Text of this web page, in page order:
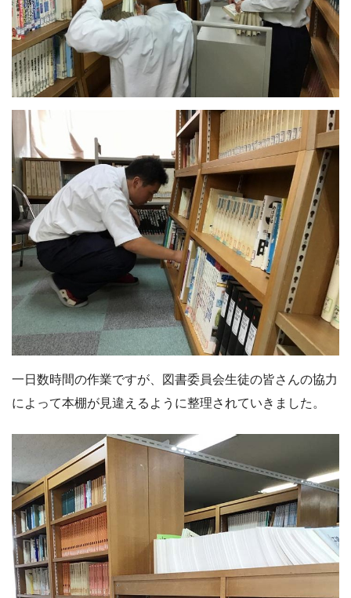
一日数時間の作業ですが、図書委員会生徒の皆さんの協力
によって本棚が見違えるように整理されていきました。